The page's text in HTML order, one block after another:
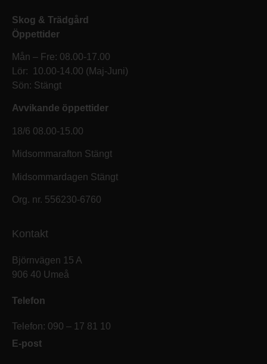
Skog & Trädgård
Öppettider
Mån – Fre: 08.00-17.00
Lör: 10.00-14.00 (Maj-Juni)
Sön: Stängt
Avvikande öppettider
18/6 08.00-15.00
Midsommarafton Stängt
Midsommardagen Stängt
Org. nr. 556230-6760
Kontakt
Björnvägen 15 A
906 40 Umeå
Telefon
Telefon: 090 – 17 81 10
E-post